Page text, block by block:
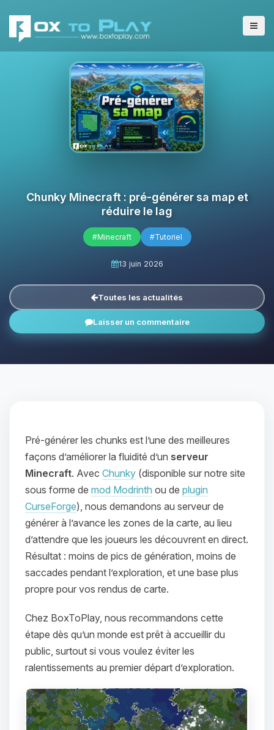
Chunky Minecraft : pré-générer sa map et
réduire le lag
#Minecraft #Tutoriel
13 juin 2026
Toutes les actualités
Laisser un commentaire
Pré-générer les chunks est l’une des meilleures
façons d’améliorer la fluidité d’un serveur
Minecraft. Avec Chunky (disponible sur notre site
sous forme de mod Modrinth ou de plugin
CurseForge), nous demandons au serveur de
générer à l’avance les zones de la carte, au lieu
d’attendre que les joueurs les découvrent en direct.
Résultat : moins de pics de génération, moins de
saccades pendant l’exploration, et une base plus
propre pour vos rendus de carte.
Chez BoxToPlay, nous recommandons cette
étape dès qu’un monde est prêt à accueillir du
public, surtout si vous voulez éviter les
ralentissements au premier départ d’exploration.